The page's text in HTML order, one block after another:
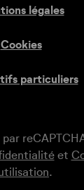
légales
Cookies
particuliers
et
.